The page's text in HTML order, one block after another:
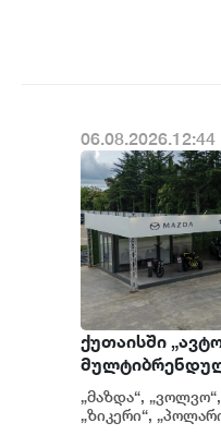
06.08.2026.12:44
ქუთაისში
„მაზდა“,
„ზიკერი“,